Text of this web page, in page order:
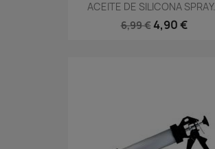
ACEITE DE SILICONA SPRAY...
6,99 € 4,90 €